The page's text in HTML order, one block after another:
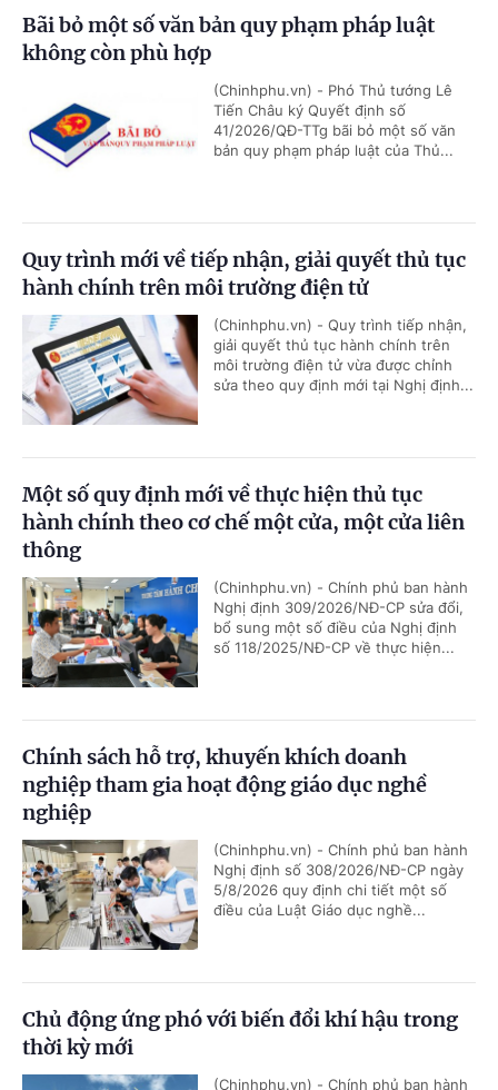
Bãi bỏ một số văn bản quy phạm pháp luật
không còn phù hợp
(Chinhphu.vn) - Phó Thủ tướng Lê
Tiến Châu ký Quyết định số
41/2026/QĐ-TTg bãi bỏ một số văn
bản quy phạm pháp luật của Thủ...
Quy trình mới về tiếp nhận, giải quyết thủ tục
hành chính trên môi trường điện tử
(Chinhphu.vn) - Quy trình tiếp nhận,
giải quyết thủ tục hành chính trên
môi trường điện tử vừa được chỉnh
sửa theo quy định mới tại Nghị định...
Một số quy định mới về thực hiện thủ tục
hành chính theo cơ chế một cửa, một cửa liên
thông
(Chinhphu.vn) - Chính phủ ban hành
Nghị định 309/2026/NĐ-CP sửa đổi,
bổ sung một số điều của Nghị định
số 118/2025/NĐ-CP về thực hiện...
Chính sách hỗ trợ, khuyến khích doanh
nghiệp tham gia hoạt động giáo dục nghề
nghiệp
(Chinhphu.vn) - Chính phủ ban hành
Nghị định số 308/2026/NĐ-CP ngày
5/8/2026 quy định chi tiết một số
điều của Luật Giáo dục nghề...
Chủ động ứng phó với biến đổi khí hậu trong
thời kỳ mới
(Chinhphu.vn) - Chính phủ ban hành